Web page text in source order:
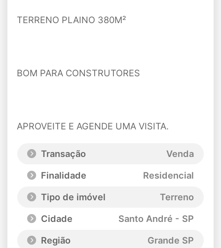
TERRENO PLAINO 380M²
BOM PARA CONSTRUTORES
APROVEITE E AGENDE UMA VISITA.
Transação
Venda
Finalidade
Residencial
Tipo de imóvel
Terreno
Cidade
Santo André - SP
Região
Grande SP